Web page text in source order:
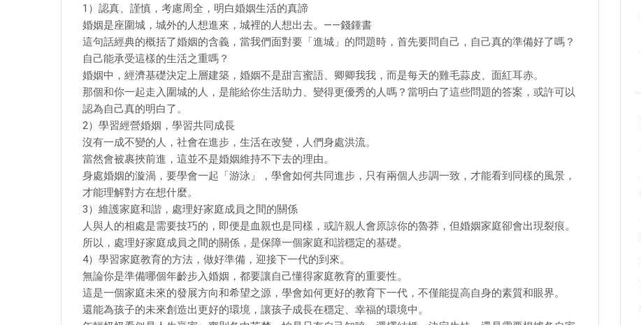
1）認真、謹慎，考慮周全，明白婚姻生活的真諦
婚姻是座圍城，城外的人想進來，城裡的人想出去。——錢鍾書
這句話經典的概括了婚姻的含義，當我們面對要「進城」的問題時，首先要問自己，自己真的準備好了嗎？
自己能承受這樣的生活之重嗎？
婚姻中，經濟基礎決定上層建築，婚姻不是甜言蜜語、卿卿我我，而是每天的雞毛蒜皮、面紅耳赤。
那個和你一起走入圍城的人，是能給你生活助力、變得更優秀的人嗎？當明白了這些問題的答案，或許可以
認為自己真的明白了。
2）學習經營婚姻，學習共同成長
沒有一成不變的人，社會在進步，生活在改變，人們身處洪流。
當然會被裹挾前進，這並不是婚姻維持不下去的理由。
身處婚姻的漩渦，要學會一起「游泳」，學會如何共同進步，只有兩個人步調一致，才能看到同樣的風景，
才能理解對方在想什麼。
3）維護家庭和諧，處理好家庭成員之間的關係
人與人的相處是需要技巧的，即便是血親也是同樣，或許親人會原諒你的魯莽，但婚姻家庭卻會出現裂痕。
所以，處理好家庭成員之間的關係，是保障一個家庭和諧穩定的基礎。
4）學習家庭教育的方法，做好準備，迎接下一代的到來。
無論你是準備哪個年齡步入婚姻，都要讓自己懂得家庭教育的重要性。
這是一個家庭未來的發展方向和希望之源，學會如何更好的教育下一代，不僅能提高自身的素質和眼界。
還能為孩子的未來創造出更好的環境，讓孩子成長在穩定、幸福的環境中。